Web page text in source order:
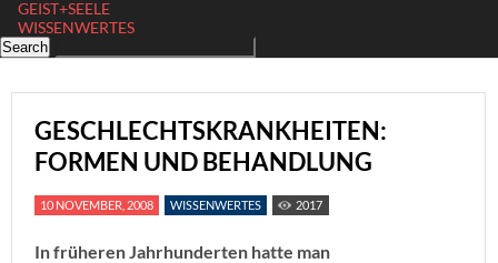
GEIST+SEELE
WISSENWERTES
GESCHLECHTSKRANKHEITEN:
FORMEN UND BEHANDLUNG
10 NOVEMBER, 2008 WISSENWERTES 2017
In früheren Jahrhunderten hatte man